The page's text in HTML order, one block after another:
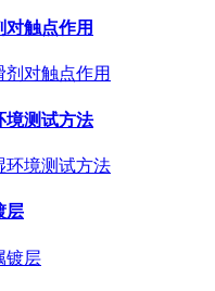
触点作用
境测试方法
层